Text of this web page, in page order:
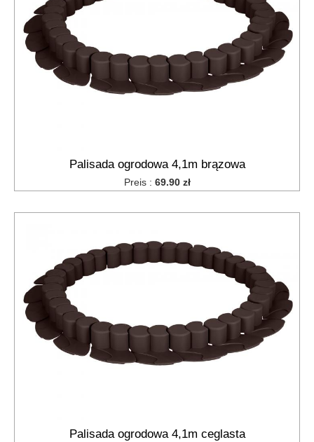
Palisada ogrodowa 4,1m brązowa
Preis : 69.90 zł
Palisada ogrodowa 4,1m ceglasta